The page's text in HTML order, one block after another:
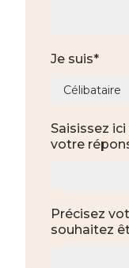
Je suis*
Saisissez
votre
Précisez
souhaitez